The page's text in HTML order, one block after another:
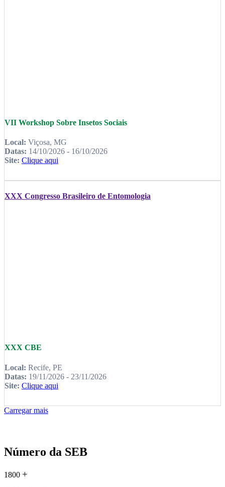
VII Workshop Sobre Insetos Sociais
Local: Viçosa, MG
Datas: 14/10/2026 - 16/10/2026
Site: Clique aqui
XXX Congresso Brasileiro de Entomologia
XXX CBE
Local: Recife, PE
Datas: 19/11/2026 - 23/11/2026
Site: Clique aqui
Carregar mais
Número da SEB
1800 +